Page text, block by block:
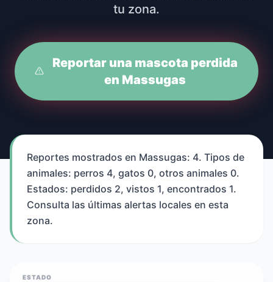
tu zona.
Reportar una mascota perdida
en Massugas
Reportes mostrados en Massugas: 4. Tipos de
animales: perros 4, gatos 0, otros animales 0.
Estados: perdidos 2, vistos 1, encontrados 1.
Consulta las últimas alertas locales en esta
zona.
ESTADO